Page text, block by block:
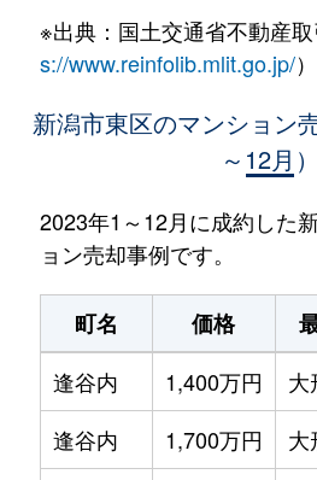
※出典：国土交通省不動産
s://www.reinfolib.mlit.go.jp/
新潟市東区のマンション
～12月）
2023年1～12月に成約した
ョン売却事例です。
町名 価格
逢谷内
1,400万円 大
逢谷内
1,700万円 大